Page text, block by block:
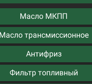
Масло МКПП
Масло трансмиссионное
Антифриз
Фильтр топливный